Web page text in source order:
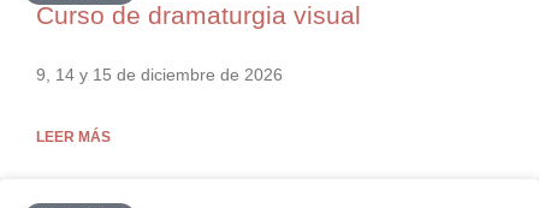
Curso de dramaturgia visual
9, 14 y 15 de diciembre de 2026
LEER MÁS